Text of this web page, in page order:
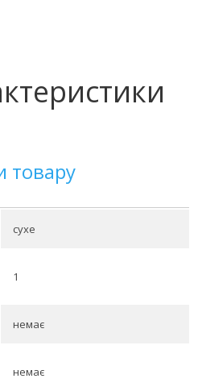
товару
сухе
1
немає
немає